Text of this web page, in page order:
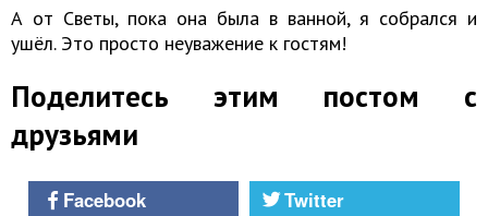
А от Светы, пока она была в ванной, я собрался и
ушёл. Это просто неуважение к гостям!
Поделитесь этим постом с
друзьями
Facebook Twitter